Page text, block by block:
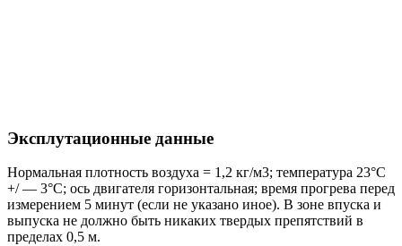
Эксплутационные данные
Нормальная плотность воздуха = 1,2 кг/м3; температура 23°C
+/ — 3°C; ось двигателя горизонтальная; время прогрева перед
измерением 5 минут (если не указано иное). В зоне впуска и
выпуска не должно быть никаких твердых препятствий в
пределах 0,5 м.